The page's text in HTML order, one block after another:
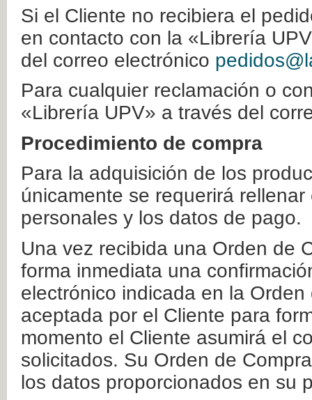
Si el Cliente no recibiera el
en contacto con la «Librería
del correo electrónico
Para cualquier reclamación o
«Librería UPV» a través del
Procedimiento de compra
Para la adquisición de los
únicamente se requerirá
personales y los datos de pago.
Una vez recibida una Orden de
forma inmediata una
electrónico indicada en la
aceptada por el Cliente para
momento el Cliente asumirá el
solicitados. Su Orden de
los datos proporcionados en su